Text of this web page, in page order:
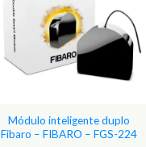
Módulo inteligente duplo
Fibaro – FIBARO – FGS-224